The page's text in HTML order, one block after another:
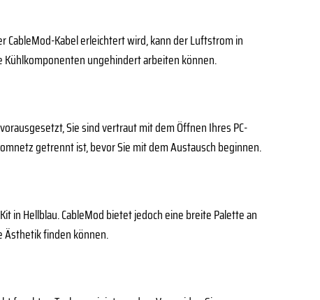
CableMod-Kabel erleichtert wird, kann der Luftstrom in
ungehindert arbeiten können.
Sie sind vertraut mit dem Öffnen Ihres PC-
getrennt ist, bevor Sie mit dem Austausch beginnen.
in Hellblau. CableMod bietet jedoch eine breite Palette an
Ästhetik finden können.